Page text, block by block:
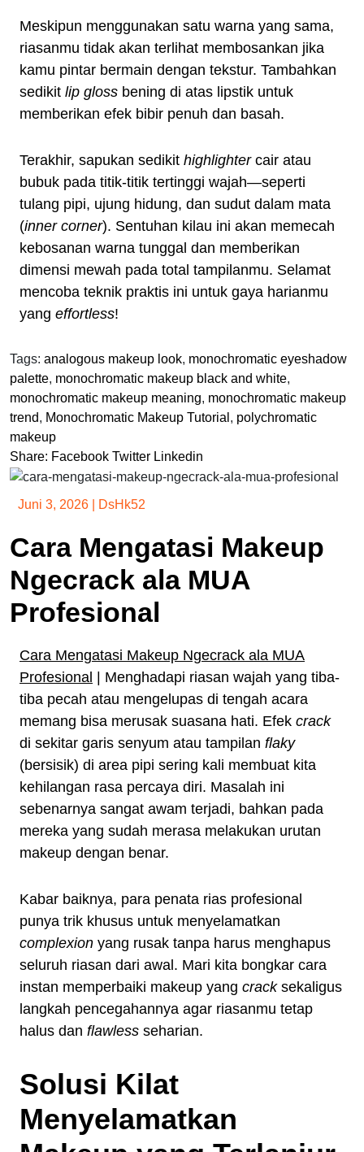
Meskipun menggunakan satu warna yang sama,
riasanmu tidak akan terlihat membosankan jika
kamu pintar bermain dengan tekstur. Tambahkan
sedikit lip gloss bening di atas lipstik untuk
memberikan efek bibir penuh dan basah.
Terakhir, sapukan sedikit highlightercair atau
bubuk pada titik-titik tertinggi wajah—seperti
tulang pipi, ujung hidung, dan sudut dalam mata
(inner corner). Sentuhan kilau ini akan memecah
kebosanan warna tunggal dan memberikan
dimensi mewah pada total tampilanmu. Selamat
mencoba teknik praktis ini untuk gaya harianmu
yang effortless!
Tags: analogous makeup look, monochromatic eyeshadow
palette, monochromatic makeup black and white,
monochromatic makeup meaning, monochromatic makeup
trend, Monochromatic Makeup Tutorial , polychromatic
makeup
Share: Facebook Twitter Linkedin
Juni 3, 2026 DsHk52
Cara Mengatasi Makeup
Ngecrack ala MUA
Profesional
Cara Mengatasi Makeup Ngecrack ala MUA
Profesional | Menghadapi riasan wajah yang tiba-
tiba pecah atau mengelupas di tengah acara
memang bisa merusak suasana hati. Efek crack
di sekitar garis senyum atau tampilan flaky
(bersisik) di area pipi sering kali membuat kita
kehilangan rasa percaya diri. Masalah ini
sebenarnya sangat awam terjadi, bahkan pada
mereka yang sudah merasa melakukan urutan
makeup dengan benar.
Kabar baiknya, para penata rias profesional
punya trik khusus untuk menyelamatkan
complexion yang rusak tanpa harus menghapus
seluruh riasan dari awal. Mari kita bongkar cara
instan memperbaiki makeup yang cracksekaligus
langkah pencegahannya agar riasanmu tetap
halus dan flawless seharian.
Solusi Kilat
Menyelamatkan